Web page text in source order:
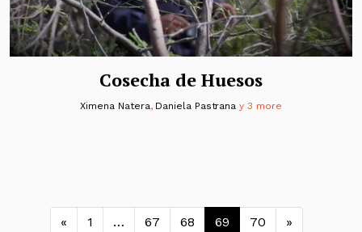
Cosecha de Huesos
Ximena Natera, Daniela Pastrana y 3 more
Navegación de entradas
« 1 … 67 68 69 70 »